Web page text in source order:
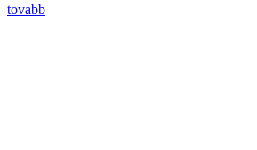
tovabb